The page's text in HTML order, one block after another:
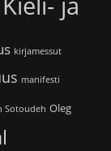
kirjamessut
manifesti
Sotoudeh Oleg